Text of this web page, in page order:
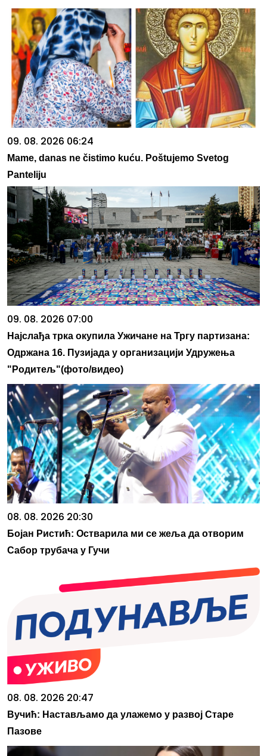
09. 08. 2026 06:24
Mame, danas ne čistimo kuću. Poštujemo Svetog
Panteliju
09. 08. 2026 07:00
Најслађа трка окупила Ужичане на Тргу партизана:
Одржана 16. Пузијада у организацији Удружења
"Родитељ"(фото/видео)
08. 08. 2026 20:30
Бојан Ристић: Остварила ми се жеља да отворим
Сабор трубача у Гучи
08. 08. 2026 20:47
Вучић: Настављамо да улажемо у развој Старе
Пазове